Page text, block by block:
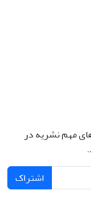
مهم نشریه در
اشتراک